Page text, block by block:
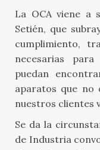
La OCA viene a
Setién, que
cumplimiento,
necesarias
puedan
aparatos que no
nuestros clientes
Se da la
de Industria